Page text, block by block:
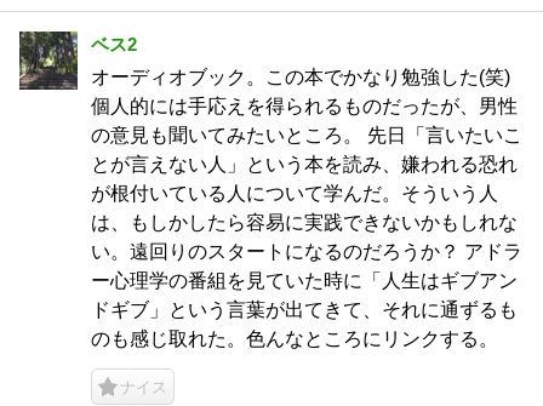
ベス2
オーディオブック。この本でかなり勉強した(笑)
個人的には手応えを得られるものだったが、男性
の意見も聞いてみたいところ。 先日「言いたいこ
とが言えない人」という本を読み、嫌われる恐れ
が根付いている人について学んだ。そういう人
は、もしかしたら容易に実践できないかもしれな
い。遠回りのスタートになるのだろうか？ アドラ
ー心理学の番組を見ていた時に「人生はギブアン
ドギブ」という言葉が出てきて、それに通ずるも
のも感じ取れた。色んなところにリンクする。
ナイス